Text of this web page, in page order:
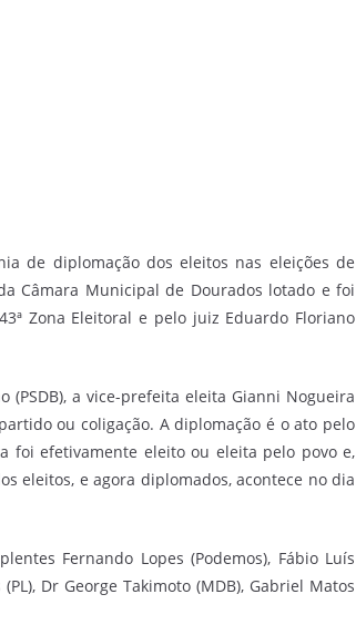
de diplomação dos eleitos nas eleições de
Câmara Municipal de Dourados lotado e foi
Zona Eleitoral e pelo juiz Eduardo Floriano
a vice-prefeita eleita Gianni Nogueira
ou coligação. A diplomação é o ato pelo
foi efetivamente eleito ou eleita pelo povo e,
eleitos, e agora diplomados, acontece no dia
Fernando Lopes (Podemos), Fábio Luís
Dr George Takimoto (MDB), Gabriel Matos